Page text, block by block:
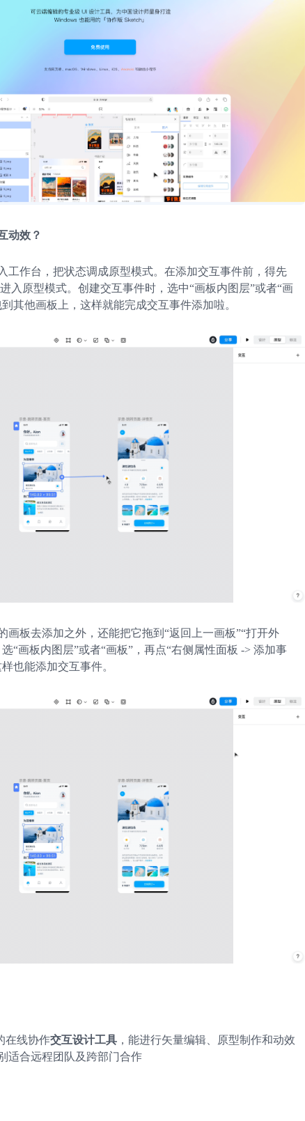
动效？
工作台，把状态调成原型模式。在添加交互事件前，得先
入原型模式。创建交互事件时，选中“画板内图层”或者“画
其他画板上，这样就能完成交互事件添加啦。
画板去添加之外，还能把它拖到“返回上一画板”“打开外
“画板内图层”或者“画板”，再点“右侧属性面板 -> 添加事
也能添加交互事件。
在线协作交互设计工具 ，能进行矢量编辑、原型制作和动效
适合远程团队及跨部门合作